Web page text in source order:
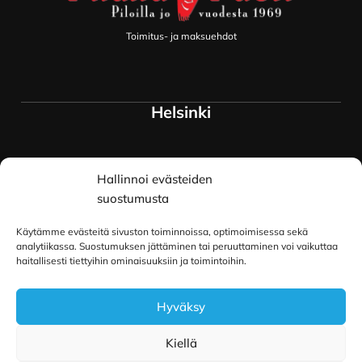
Hallinnoi evästeiden
suostumusta
Käytämme evästeitä sivuston toiminnoissa, optimoimisessa sekä
analytiikassa. Suostumuksen jättäminen tai peruuttaminen voi vaikuttaa
haitallisesti tiettyihin ominaisuuksiin ja toimintoihin.
Hyväksy
Kiellä
Toimitus- ja maksuehdot
Helsinki
Myymälä ja keskusvarasto
Siltavuorenranta 18
00170 Helsinki
Oulu
Kauppurienkatu 34
90100 Oulu